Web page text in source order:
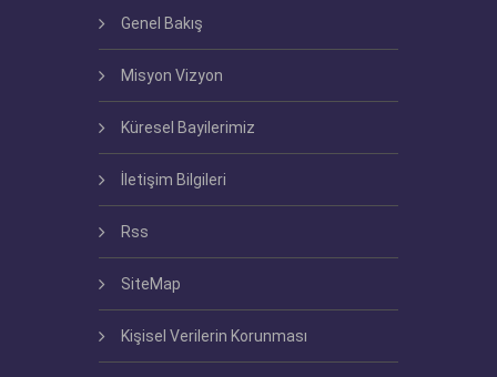
Genel Bakış
Misyon Vizyon
Küresel Bayilerimiz
İletişim Bilgileri
Rss
SiteMap
Kişisel Verilerin Korunması